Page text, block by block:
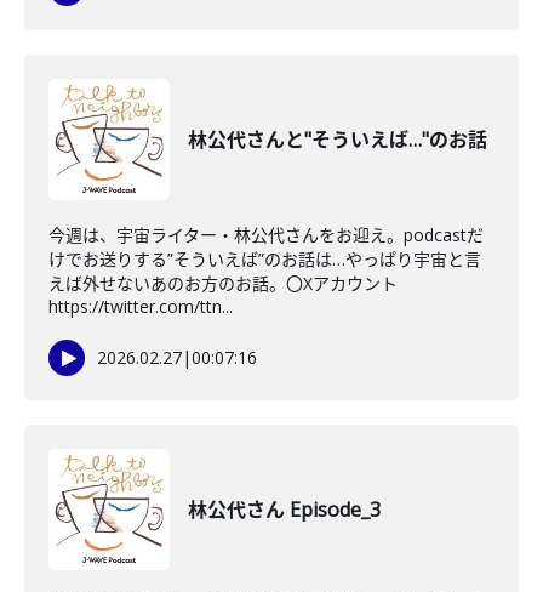
林公代さんと"そういえば…"のお話
今週は、宇宙ライター・林公代さんをお迎え。podcastだ
けでお送りする”そういえば”のお話は…やっぱり宇宙と言
えば外せないあのお方のお話。〇Xアカウント
https://twitter.com/ttn...
2026.02.27|00:07:16
林公代さん Episode_3